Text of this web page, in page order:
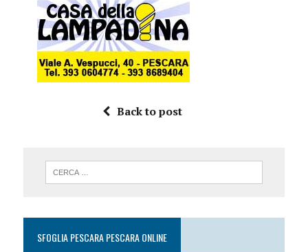
Back to post
SFOGLIA PESCARA PESCARA ONLINE